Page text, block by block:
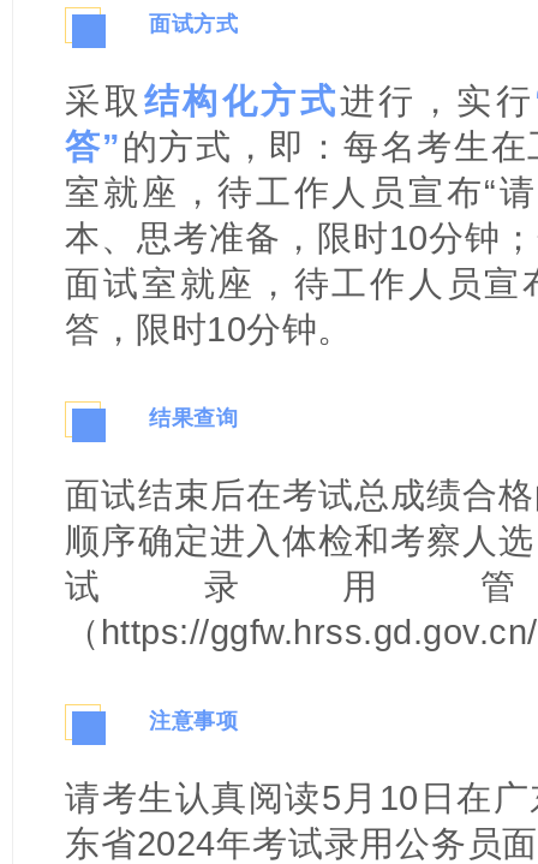
面试方式
采取 结构化方式进行，实行
答”的方式，即：每名考生
室就座，待工作人员宣布“
本、思考准备，限时10分钟
面试室就座，待工作人员宣
答，限时10分钟。
结果查询
面试结束后在考试总成绩合
顺序确定进入体检和考察人
试录用
（https://
注意事项
请考生认真阅读5月10日在
东省2024年考试录用公务员